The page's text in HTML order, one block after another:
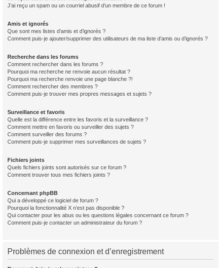
J’ai reçu un spam ou un courriel abusif d’un membre de ce forum !
Amis et ignorés
Que sont mes listes d’amis et d’ignorés ?
Comment puis-je ajouter/supprimer des utilisateurs de ma liste d’amis ou d’ignorés ?
Recherche dans les forums
Comment rechercher dans les forums ?
Pourquoi ma recherche ne renvoie aucun résultat ?
Pourquoi ma recherche renvoie une page blanche ?!
Comment rechercher des membres ?
Comment puis-je trouver mes propres messages et sujets ?
Surveillance et favoris
Quelle est la différence entre les favoris et la surveillance ?
Comment mettre en favoris ou surveiller des sujets ?
Comment surveiller des forums ?
Comment puis-je supprimer mes surveillances de sujets ?
Fichiers joints
Quels fichiers joints sont autorisés sur ce forum ?
Comment trouver tous mes fichiers joints ?
Concernant phpBB
Qui a développé ce logiciel de forum ?
Pourquoi la fonctionnalité X n’est pas disponible ?
Qui contacter pour les abus ou les questions légales concernant ce forum ?
Comment puis-je contacter un administrateur du forum ?
Problèmes de connexion et d’enregistrement